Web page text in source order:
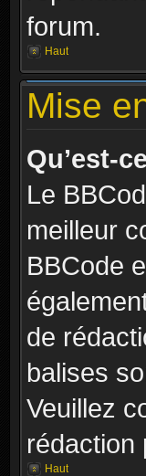
forum.
Haut
Mise
Qu’est-
Le
meilleur
BBCode
de
balises
Veuillez
rédaction
Haut